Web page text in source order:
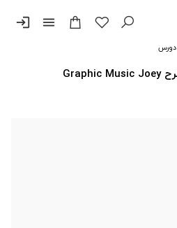
menu
login
دورس
دورس مردانه و زنانه فرندز طرح Graphic Music Joey